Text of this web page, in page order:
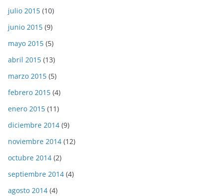
julio 2015 (10)
junio 2015 (9)
mayo 2015 (5)
abril 2015 (13)
marzo 2015 (5)
febrero 2015 (4)
enero 2015 (11)
diciembre 2014 (9)
noviembre 2014 (12)
octubre 2014 (2)
septiembre 2014 (4)
agosto 2014 (4)